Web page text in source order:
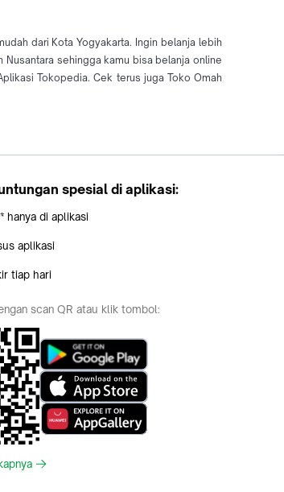
dari Kota Yogyakarta. Ingin belanja lebih
Nusantara sehingga kamu bisa belanja online
Tokopedia. Cek terus juga Toko Omah
spesial di aplikasi:
hanya di aplikasi
aplikasi
tiap hari
scan QR atau klik tombol: